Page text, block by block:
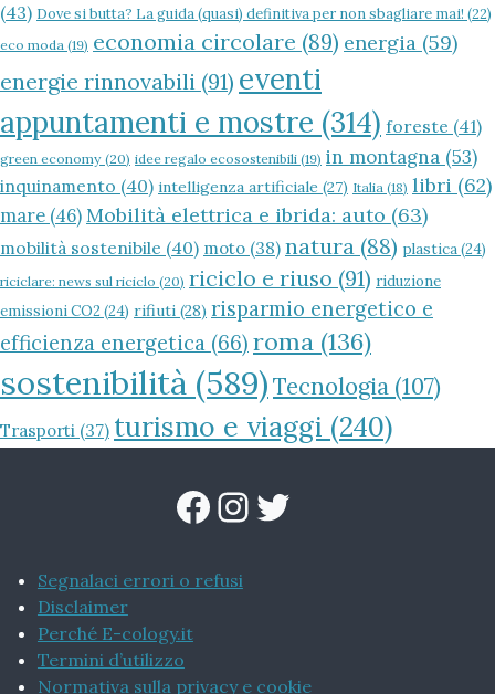
(43) Dove si butta? La guida (quasi) definitiva per non sbagliare mai! (22)
eco moda (19) economia circolare (89) energia (59)
energie rinnovabili (91) eventi
appuntamenti e mostre (314) foreste (41)
green economy (20) idee regalo ecosostenibili (19) in montagna (53)
inquinamento (40) intelligenza artificiale (27) Italia (18) libri (62)
mare (46)Mobilità elettrica e ibrida: auto (63)
mobilità sostenibile (40) moto (38) natura (88) plastica(24)
riciclare: news sul riciclo (20) riciclo e riuso (91) riduzione
emissioni CO2 (24) rifiuti (28) risparmio energetico e
efficienza energetica (66) roma (136)
sostenibilità (589)Tecnologia (107)
Trasporti (37) turismo e viaggi (240)
Facebook
Instagram
Twitter
Segnalaci errori o refusi
Disclaimer
Perché E-cology.it
Termini d’utilizzo
Normativa sulla privacy e cookie